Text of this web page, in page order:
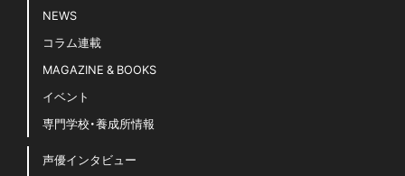
NEWS
コラム連載
MAGAZINE & BOOKS
イベント
専門学校・養成所情報
声優インタビュー